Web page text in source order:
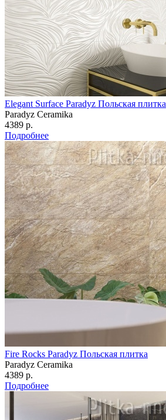
Elegant Surface Paradyz Польская плитка
Paradyz Сeramika
4389 р.
Подробнее
Fire Rocks Paradyz Польская плитка
Paradyz Сeramika
4389 р.
Подробнее